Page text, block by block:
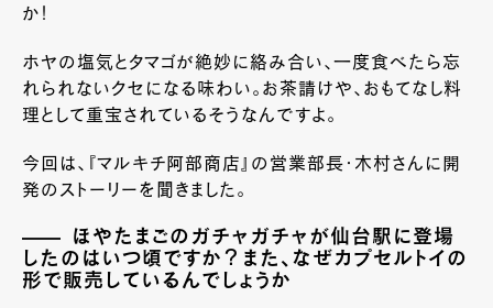
か！
ホヤの塩気とタマゴが絶妙に絡み合い、一度食べたら忘
れられないクセになる味わい。お茶請けや、おもてなし料
理として重宝されているそうなんですよ。
今回は、『マルキチ阿部商店』の営業部長・木村さんに開
発のストーリーを聞きました。
ほやたまごのガチャガチャが仙台駅に登場
したのはいつ頃ですか？また、なぜカプセルトイの
形で販売しているんでしょうか